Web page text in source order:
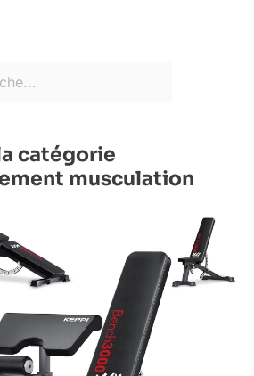
catégorie
musculation